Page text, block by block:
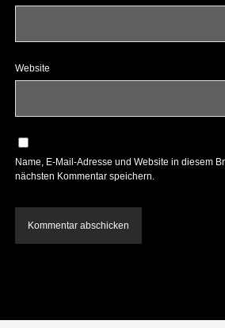
Website
Name, E-Mail-Adresse und Website in diesem
nächsten Kommentar speichern.